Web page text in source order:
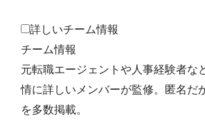
詳しいチーム情報
チーム情報
元転職エージェントや人事経験者な
情に詳しいメンバーが監修。匿名だ
を多数掲載。